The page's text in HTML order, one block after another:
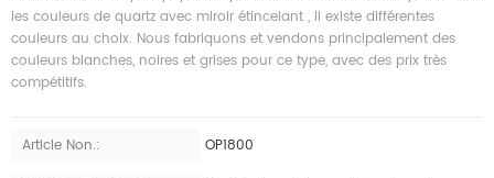
les couleurs de quartz avec miroir étincelant , il existe différentes
couleurs au choix. Nous fabriquons et vendons principalement des
couleurs blanches, noires et grises pour ce type, avec des prix très
compétitifs.
Article Non.: OP1800